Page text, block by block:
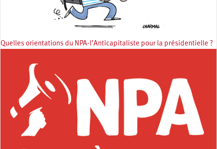
Quelles orientations du NPA-l’Anticapitaliste pour la présidentielle ?